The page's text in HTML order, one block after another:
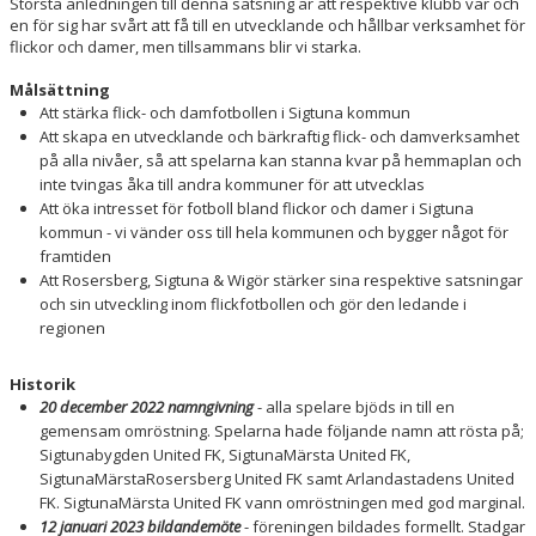
MATCHER
DOKUMENT
BILDGALLERI
en för sig har svårt att få till en utvecklande och hållbar verksamhet för
flickor och damer, men tillsammans blir vi starka.
Målsättning
Att stärka flick- och damfotbollen i Sigtuna kommun
Att skapa en utvecklande och bärkraftig flick- och damverksamhet
på alla nivåer, så att spelarna kan stanna kvar på hemmaplan och
inte tvingas åka till andra kommuner för att utvecklas
Att öka intresset för fotboll bland flickor och damer i Sigtuna
kommun - vi vänder oss till hela kommunen och bygger något för
framtiden
Att Rosersberg, Sigtuna & Wigör stärker sina respektive satsningar
och sin utveckling inom flickfotbollen och gör den ledande i
regionen
Historik
20 december 2022 namngivning- alla spelare bjöds in till en
gemensam omröstning. Spelarna hade följande namn att rösta på;
Sigtunabygden United FK, SigtunaMärsta United FK,
SigtunaMärstaRosersberg United FK samt Arlandastadens United
FK. SigtunaMärsta United FK vann omröstningen med god marginal.
12 januari 2023 bildandemöte- föreningen bildades formellt. Stadgar